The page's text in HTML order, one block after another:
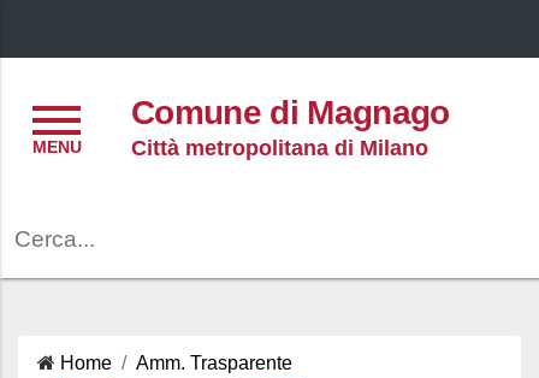
Comune di Magnago
Città metropolitana di Milano
Home
Amm. Trasparente